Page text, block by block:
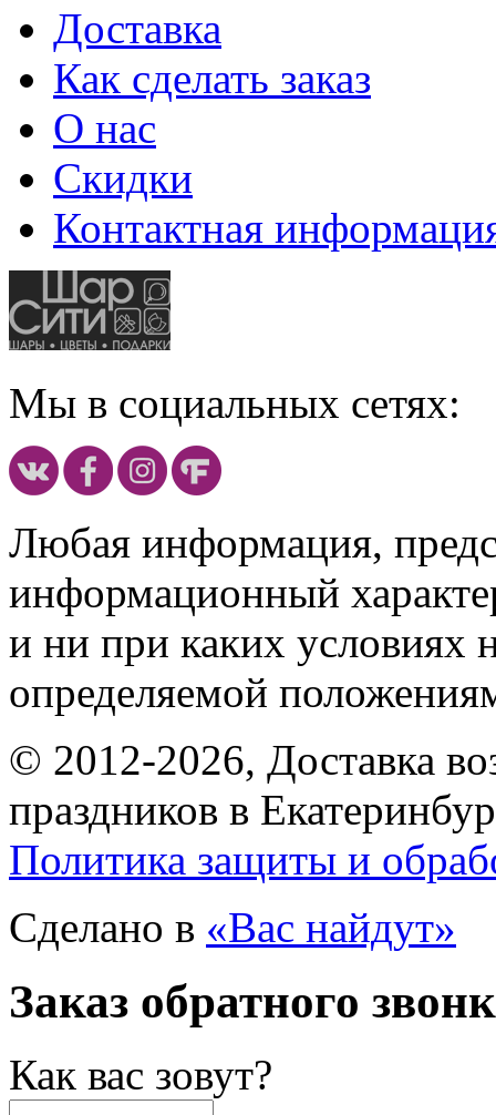
Доставка
Как сделать заказ
О нас
Скидки
Контактная
Мы в социальных сетях:
Любая информация,
информационный
и ни при каких условиях
определяемой
© 2012-2026, Доставка
праздников в
Политика защиты и
Сделано в «Вас найдут»
Заказ обратного
Как вас зовут?